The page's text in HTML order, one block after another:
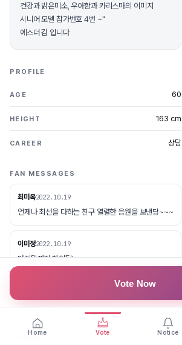
건강과 밝은미소, 우아함과 카리스마의 이미지
시니어 모델 참가번호 4번 ~"
에스더 김 입니다
PROFILE
AGE 60
HEIGHT 163 cm
CAREER 상담
FAN MESSAGES
최미옥2022.10.19
언제나 최선을 다하는 친구 열렬한 응원을 보낸당~~~
이미정2022.10.19
마지막까지 화이팅!
열심히 노력하는 멋진 친구 화이팅
하람하람2022.10.12
Vote Now
Home Vote Notice